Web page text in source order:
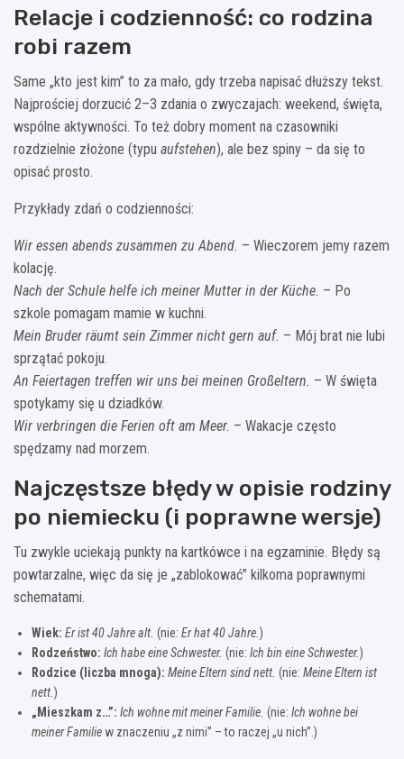
Relacje i codzienność: co rodzina
robi razem
Same „kto jest kim” to za mało, gdy trzeba napisać dłuższy tekst.
Najprościej dorzucić 2–3 zdania o zwyczajach: weekend, święta,
wspólne aktywności. To też dobry moment na czasowniki
rozdzielnie złożone (typu aufstehen), ale bez spiny – da się to
opisać prosto.
Przykłady zdań o codzienności:
Wir essen abends zusammen zu Abend. – Wieczorem jemy razem
kolację.
Nach der Schule helfe ich meiner Mutter in der Küche. – Po
szkole pomagam mamie w kuchni.
Mein Bruder räumt sein Zimmer nicht gern auf. – Mój brat nie lubi
sprzątać pokoju.
An Feiertagen treffen wir uns bei meinen Großeltern. – W święta
spotykamy się u dziadków.
Wir verbringen die Ferien oft am Meer. – Wakacje często
spędzamy nad morzem.
Najczęstsze błędy w opisie rodziny
po niemiecku (i poprawne wersje)
Tu zwykle uciekają punkty na kartkówce i na egzaminie. Błędy są
powtarzalne, więc da się je „zablokować” kilkoma poprawnymi
schematami.
Wiek: Er ist 40 Jahre alt. (nie: Er hat 40 Jahre. )
Rodzeństwo: Ich habe eine Schwester. (nie: Ich bin eine Schwester.)
Rodzice (liczba mnoga): Meine Eltern sind nett. (nie: Meine Eltern ist
nett. )
„Mieszkam z…”: Ich wohne mit meiner Familie. (nie: Ich wohne bei
meiner Familie w znaczeniu „z nimi” – to raczej „u nich”.)